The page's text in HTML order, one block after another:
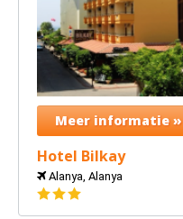
Meer informatie »
Hotel Bilkay
Alanya, Alanya
3